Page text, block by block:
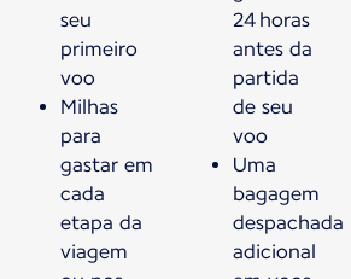
seu
primeiro
voo
Milhas
para
gastar em
cada
etapa da
viagem
24 horas
antes da
partida
de seu
voo
Uma
bagagem
despachada
adicional